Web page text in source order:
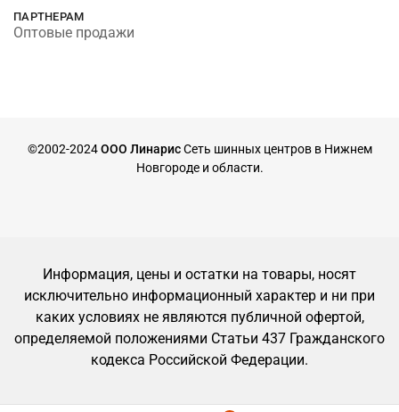
ПАРТНЕРАМ
Оптовые продажи
©2002-2024ООО ЛинарисСеть шинных центров в Нижнем
Новгороде и области.
Информация, цены и остатки на товары, носят
исключительно информационный характер и ни при
каких условиях не являются публичной офертой,
определяемой положениями Статьи 437 Гражданского
кодекса Российской Федерации.